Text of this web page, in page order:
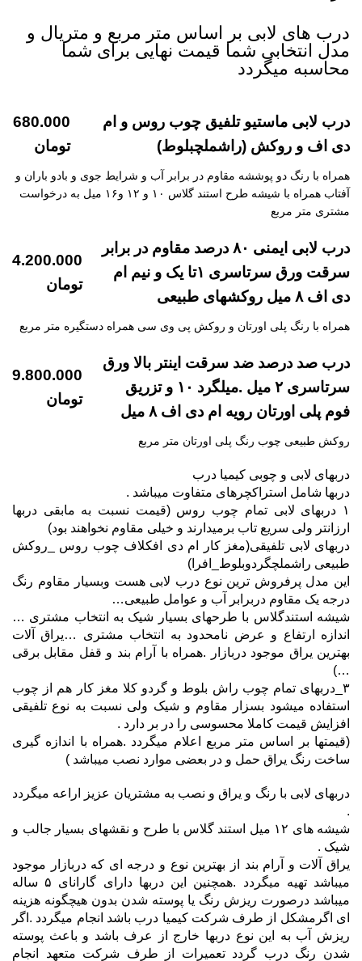
درب های لابی بر اساس متر مربع و متریال و
مدل انتخابی شما قیمت نهایی برای شما
محاسبه میگردد
درب لابی ماستیو تلفیق چوب روس و ام
دی اف و روکش (راشملچبلوط)
680.000
تومان
همراه با رنگ دو پوششه مقاوم در برابر آب و شرایط جوی و بادو باران و
آفتاب همراه با شیشه طرح استند گلاس ۱۰ و ۱۲ و۱۶ میل به درخواست
مشتری متر مربع
درب لابی ایمنی ۸۰ درصد مقاوم در برابر
سرقت ورق سرتاسری ۱تا یک و نیم ام
دی اف ۸ میل روکشهای طبیعی
4.200.000
تومان
همراه با رنگ پلی اورتان و روکش پی وی سی همراه دستگیره متر مربع
درب صد درصد ضد سرقت اینتر بالا ورق
سرتاسری ۲ میل .میلگرد ۱۰ و تزریق
فوم پلی اورتان رویه ام دی اف ۸ میل
9.800.000
تومان
روکش طبیعی چوب رنگ پلی اورتان متر مربع
دربهای لابی و چوبی کیمیا درب
دربها شامل استراکچرهای متفاوت میباشد .
۱ دربهای لابی تمام چوب روس (قیمت نسبت به مابقی دربها
ارزانتر ولی سریع تاب برمیدارند و خیلی مقاوم نخواهند بود)
دربهای لابی تلفیقی(مغز کار ام دی افکلاف چوب روس _روکش
طبیعی راشملچگردوبلوط_افرا)
این مدل پرفروش ترین نوع درب لابی هست وبسیار مقاوم رنگ
درجه یک مقاوم دربرابر آب و عوامل طبیعی…
شیشه استندگلاس با طرحهای بسیار شیک به انتخاب مشتری …
اندازه ارتفاع و عرض نامحدود به انتخاب مشتری …یراق آلات
بهترین یراق موجود دربازار .همراه با آرام بند و قفل مقابل برقی
…)
۳_دربهای تمام چوب راش بلوط و گردو کلا مغز کار هم از چوب
استفاده میشود بسزار مقاوم و شیک ولی نسبت به نوع تلفیقی
افزایش قیمت کاملا محسوسی را در بر دارد ‌.
(قیمتها بر اساس متر مربع اعلام میگردد .همراه با اندازه گیری
ساخت رنگ یراق حمل و در بعضی موارد نصب میباشد )
دربهای لابی با رنگ و یراق و نصب به مشتریان عزیز اراعه میگردد
.
شیشه های ۱۲ میل استند گلاس با طرح و نقشهای بسیار جالب و
شیک .
یراق آلات و آرام بند از بهترین نوع و درجه ای که دربازار موجود
میباشد تهیه میگردد .همچنین این دربها دارای گارانای ۵ ساله
میباشد درصورت ریزش رنگ یا پوسته شدن بدون هیچگونه هزینه
ای اگرمشکل از طرف شرکت کیمیا درب باشد انجام میگردد .اگر
ریزش آب به این نوع دربها خارج از عرف باشد و باعث پوسته
شدن رنگ درب گردد تعمیرات از طرف شرکت متعهد انجام